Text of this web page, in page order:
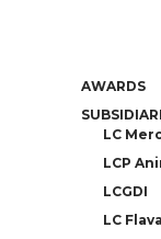
AWARDS
LC
LCP
LCGDI
LC Flava